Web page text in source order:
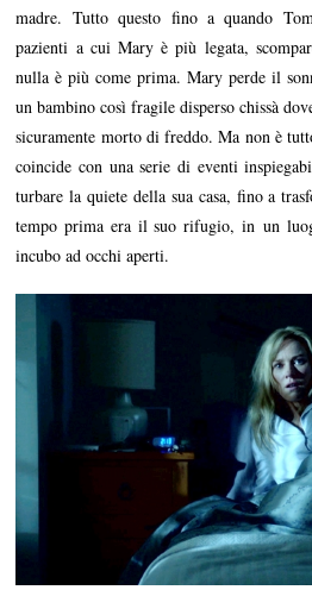
madre. Tutto questo fino a quando
pazienti a cui Mary è più legata,
nulla è più come prima. Mary perde il
un bambino così fragile disperso chissà
sicuramente morto di freddo. Ma non è
coincide con una serie di eventi
turbare la quiete della sua casa, fino a
tempo prima era il suo rifugio, in un
incubo ad occhi aperti.